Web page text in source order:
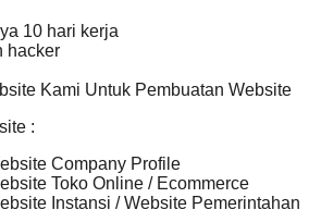
10 hari kerja
hacker
Kami Untuk Pembuatan Website
:
Company Profile
Toko Online / Ecommerce
Instansi / Website Pemerintahan